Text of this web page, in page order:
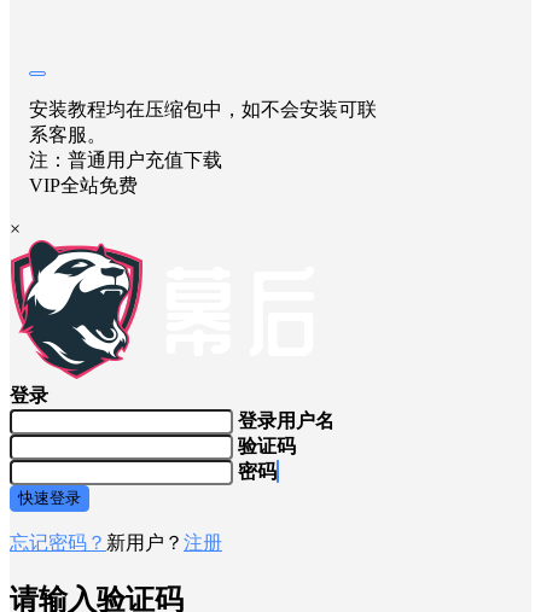
安装教程均在压缩包中，如不会安装可联
系客服。
注：普通用户充值下载
VIP全站免费
×
登录
登录用户名
验证码
密码
快速登录
忘记密码？ 新用户？ 注册
请输入验证码